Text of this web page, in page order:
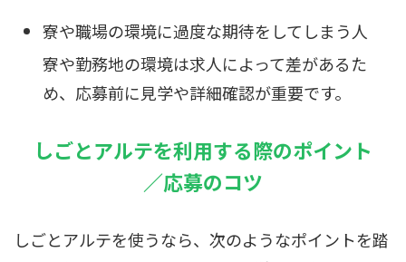
寮や職場の環境に過度な期待をしてしまう人
寮や勤務地の環境は求人によって差があるた
め、応募前に見学や詳細確認が重要です。
しごとアルテを利用する際のポイント
／応募のコツ
しごとアルテを使うなら、次のようなポイントを踏